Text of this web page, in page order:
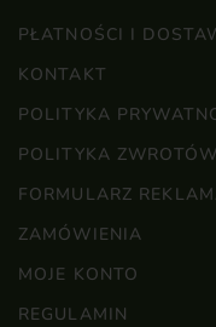
PŁATNOŚCI I
KONTAKT
POLITYKA
POLITYKA ZWROTÓW
FORMULARZ
ZAMÓWIENIA
MOJE KONTO
REGULAMIN